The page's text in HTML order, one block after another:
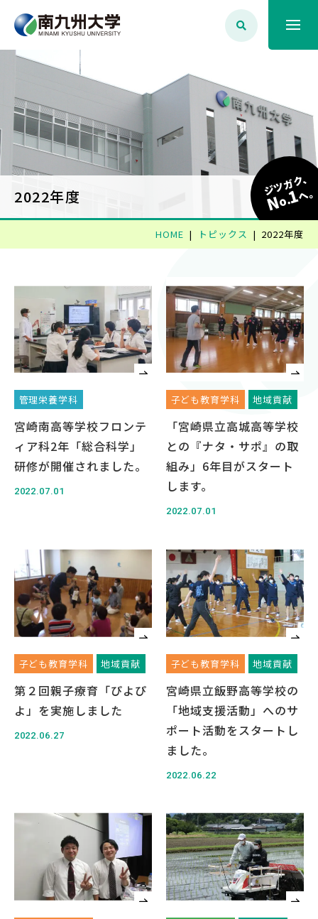
大学案内
学生生活
学部学科・大学院
就職・資格
対象者別
受験生の方
保護者の方
企業の方
在学生・教職員の方
卒業生の方
OFFICIAL SNS
南九州大学公式SNS
Việt Nam
寄附のお願い
情報公開
採用情報
関連リンク
個人情報保護方針
2022年度 ジツガク、
No.1へ
HOME トピックス 2022年度
管理栄養学科
宮崎南高等学校フロンテ
ィア科2年「総合科学」
研修が開催されました。
2022.07.01
子ども教育学科 地域貢献
「宮崎県立高城高等学校
との『ナタ・サポ』の取
組み」6年目がスタート
します。
2022.07.01
子ども教育学科 地域貢献
第２回親子療育「ぴよぴ
よ」を実施しました
2022.06.27
子ども教育学科 地域貢献
宮崎県立飯野高等学校の
「地域支援活動」へのサ
ポート活動をスタートし
ました。
2022.06.22